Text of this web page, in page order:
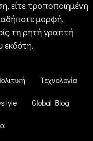
είτε τροποποιημένη
μορφή,
τη ρητή γραπτή
εκδότη.
Τεχνολογία
Global Blog